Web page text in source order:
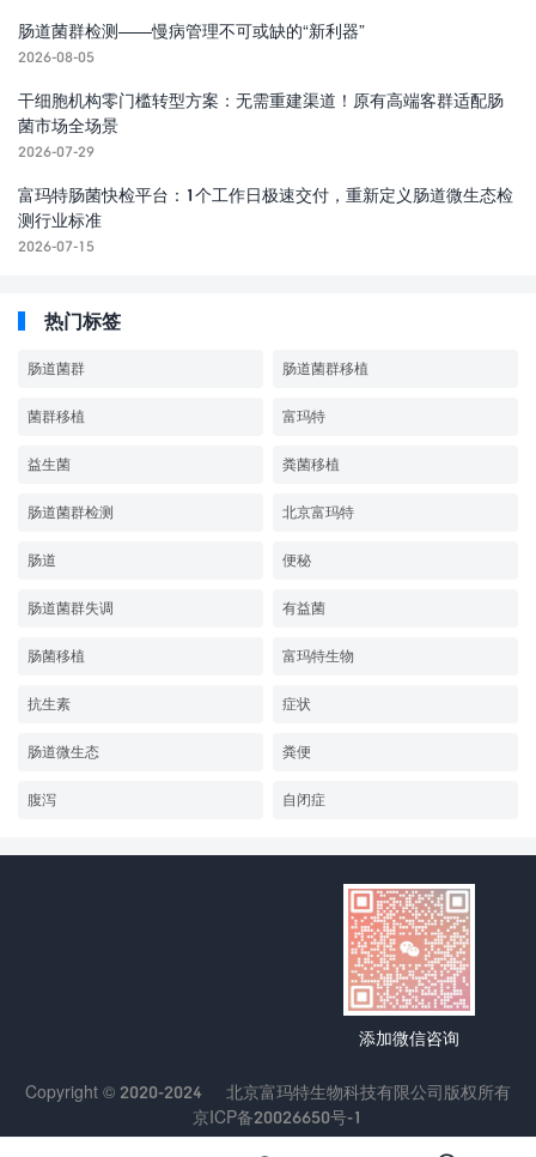
肠道菌群检测——慢病管理不可或缺的“新利器”
2026-08-05
干细胞机构零门槛转型方案：无需重建渠道！原有高端客群适配肠
菌市场全场景
2026-07-29
富玛特肠菌快检平台：1个工作日极速交付，重新定义肠道微生态检
测行业标准
2026-07-15
热门标签
肠道菌群 肠道菌群移植
菌群移植 富玛特
益生菌 粪菌移植
肠道菌群检测 北京富玛特
肠道 便秘
肠道菌群失调 有益菌
肠菌移植 富玛特生物
抗生素 症状
肠道微生态 粪便
腹泻 自闭症
添加微信咨询
Copyright © 2020-2024 北京富玛特生物科技有限公司版权所有
京ICP备20026650号-1